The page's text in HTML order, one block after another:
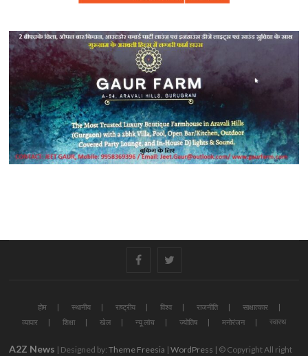
# #
होम स्थानीय राष्ट्रीय विश्व राजनीति
साक्षात्कार
व्यापार
शिक्षा खेल न्यू लांच ज्योतिष मनोरंजन स्वास्थ
A2Z News | Designed by:Theme Freesia |WordPress | © Copyright All right